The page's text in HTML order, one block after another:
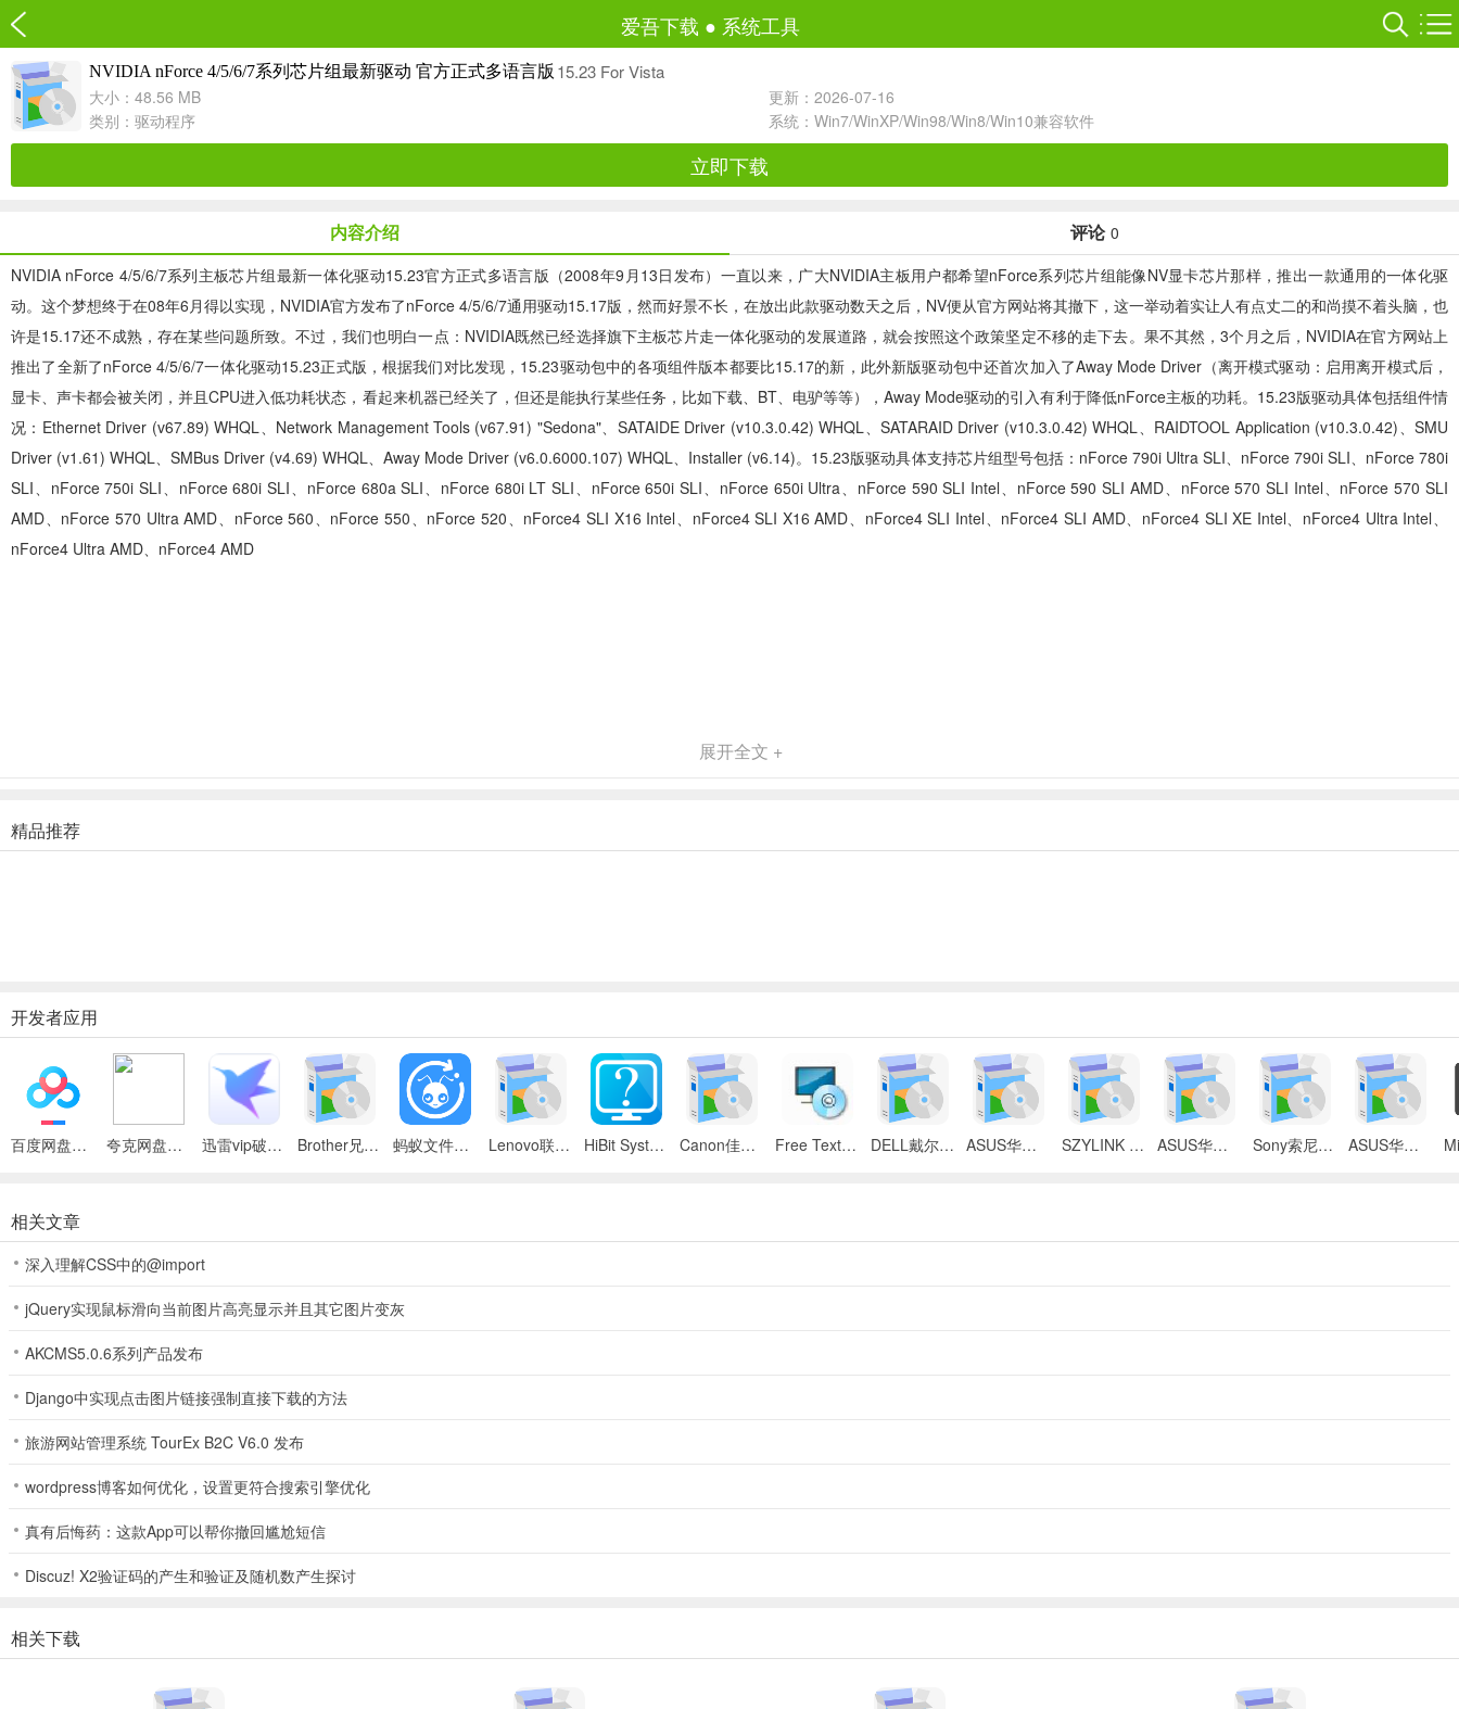
爱吾下载 ● 系统工具
NVIDIA nForce 4/5/6/7系列芯片组最新驱动 官方正式多语言版 15.23 For Vista
大小：48.56 MB
更新：2026-07-16
类别： 驱动程序 系统：Win7/WinXP/Win98/Win8/Win10兼容软件
立即下载
内容介绍 评论 0
NVIDIA nForce 4/5/6/7系列主板芯片组最新一体化驱动15.23官方正式多语言版（2008年9月13日发布）一直以来，广大NVIDIA主板用户都希望nForce系列芯片组能像NV显卡芯片那样，推出一款通用的一体化驱
动。这个梦想终于在08年6月得以实现，NVIDIA官方发布了nForce 4/5/6/7通用驱动15.17版，然而好景不长，在放出此款驱动数天之后，NV便从官方网站将其撤下，这一举动着实让人有点丈二的和尚摸不着头脑，也
许是15.17还不成熟，存在某些问题所致。不过，我们也明白一点：NVIDIA既然已经选择旗下主板芯片走一体化驱动的发展道路，就会按照这个政策坚定不移的走下去。果不其然，3个月之后，NVIDIA在官方网站上
推出了全新了nForce 4/5/6/7一体化驱动15.23正式版，根据我们对比发现，15.23驱动包中的各项组件版本都要比15.17的新，此外新版驱动包中还首次加入了Away Mode Driver（离开模式驱动：启用离开模式后，
显卡、声卡都会被关闭，并且CPU进入低功耗状态，看起来机器已经关了，但还是能执行某些任务，比如下载、BT、电驴等等），Away Mode驱动的引入有利于降低nForce主板的功耗。15.23版驱动具体包括组件情
况：Ethernet Driver (v67.89) WHQL、Network Management Tools (v67.91) "Sedona"、SATAIDE Driver (v10.3.0.42) WHQL、SATARAID Driver (v10.3.0.42) WHQL、RAIDTOOL Application (v10.3.0.42)、SMU
Driver (v1.61) WHQL、SMBus Driver (v4.69) WHQL、Away Mode Driver (v6.0.6000.107) WHQL、Installer (v6.14)。15.23版驱动具体支持芯片组型号包括：nForce 790i Ultra SLI、nForce 790i SLI、nForce 780i
SLI、nForce 750i SLI、nForce 680i SLI、nForce 680a SLI、nForce 680i LT SLI、nForce 650i SLI、nForce 650i Ultra、nForce 590 SLI Intel、nForce 590 SLI AMD、nForce 570 SLI Intel、nForce 570 SLI
AMD、nForce 570 Ultra AMD、nForce 560、nForce 550、nForce 520、nForce4 SLI X16 Intel、nForce4 SLI X16 AMD、nForce4 SLI Intel、nForce4 SLI AMD、nForce4 SLI XE Intel、nForce4 Ultra Intel、
nForce4 Ultra AMD、nForce4 AMD
展开全文 +
精品推荐
开发者应用
百度网盘绿色免安装Pc电脑版 夸克网盘官方正式版 迅雷vip破解版永久会员2024版 Brother兄弟 MFC-8480DN多功能一体机ISIS驱动 蚂蚁文件（数据恢复大师） Lenovo联想 ThinkPad SL300/SL400/SL500笔记本BIOS HiBit System Information(系统信息检测工具) Canon佳能 iR 2545i数码复合机UFR II驱动 Free Text to Speech DELL戴尔 Inspiron 11z笔记本触摸板驱动 ASUS华硕 X87Q笔记本 无线网络控制器应用程序 SZYLINK CDMA_CARD 1501A无线上网卡 ASUS华硕 G50V笔记本电脑无线网卡驱动 Sony索尼VGN-P3系列笔记本Intel无线网卡驱动 ASUS华硕S2Ne笔记本电脑主板BIOS
相关文章
深入理解CSS中的@import
jQuery实现鼠标滑向当前图片高亮显示并且其它图片变灰
AKCMS5.0.6系列产品发布
Django中实现点击图片链接强制直接下载的方法
旅游网站管理系统 TourEx B2C V6.0 发布
wordpress博客如何优化，设置更符合搜索引擎优化
真有后悔药：这款App可以帮你撤回尴尬短信
Discuz! X2验证码的产生和验证及随机数产生探讨
相关下载